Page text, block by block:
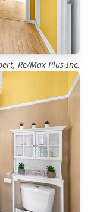
Re/Max Plus Inc.